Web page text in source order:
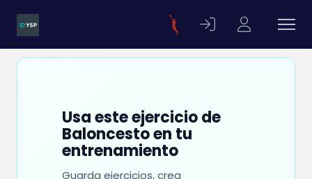
Usa este ejercicio de
Baloncesto en tu
entrenamiento
Guarda ejercicios, crea